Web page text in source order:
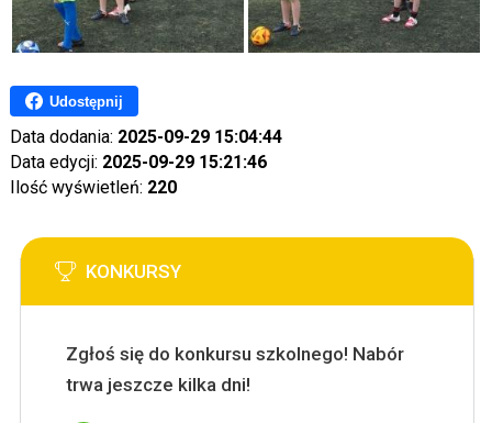
Udostępnij
Data dodania: 2025-09-29 15:04:44
Data edycji: 2025-09-29 15:21:46
Ilość wyświetleń: 220
KONKURSY
Zgłoś się do konkursu szkolnego! Nabór
trwa jeszcze kilka dni!